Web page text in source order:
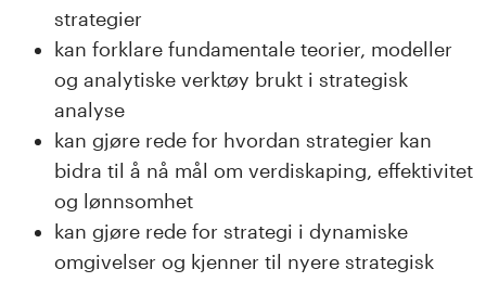
strategier
kan forklare fundamentale teorier, modeller
og analytiske verktøy brukt i strategisk
analyse
kan gjøre rede for hvordan strategier kan
bidra til å nå mål om verdiskaping, effektivitet
og lønnsomhet
kan gjøre rede for strategi i dynamiske
omgivelser og kjenner til nyere strategisk